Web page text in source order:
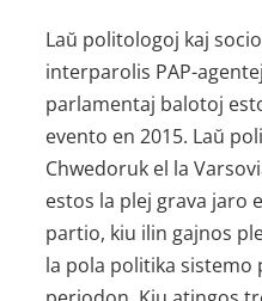
Laŭ politologoj kaj
interparolis PAP-
parlamentaj balotoj
evento en 2015. Laŭ
Chwedoruk el la
estos la plej grava jaro
partio, kiu ilin gajnos
la pola politika